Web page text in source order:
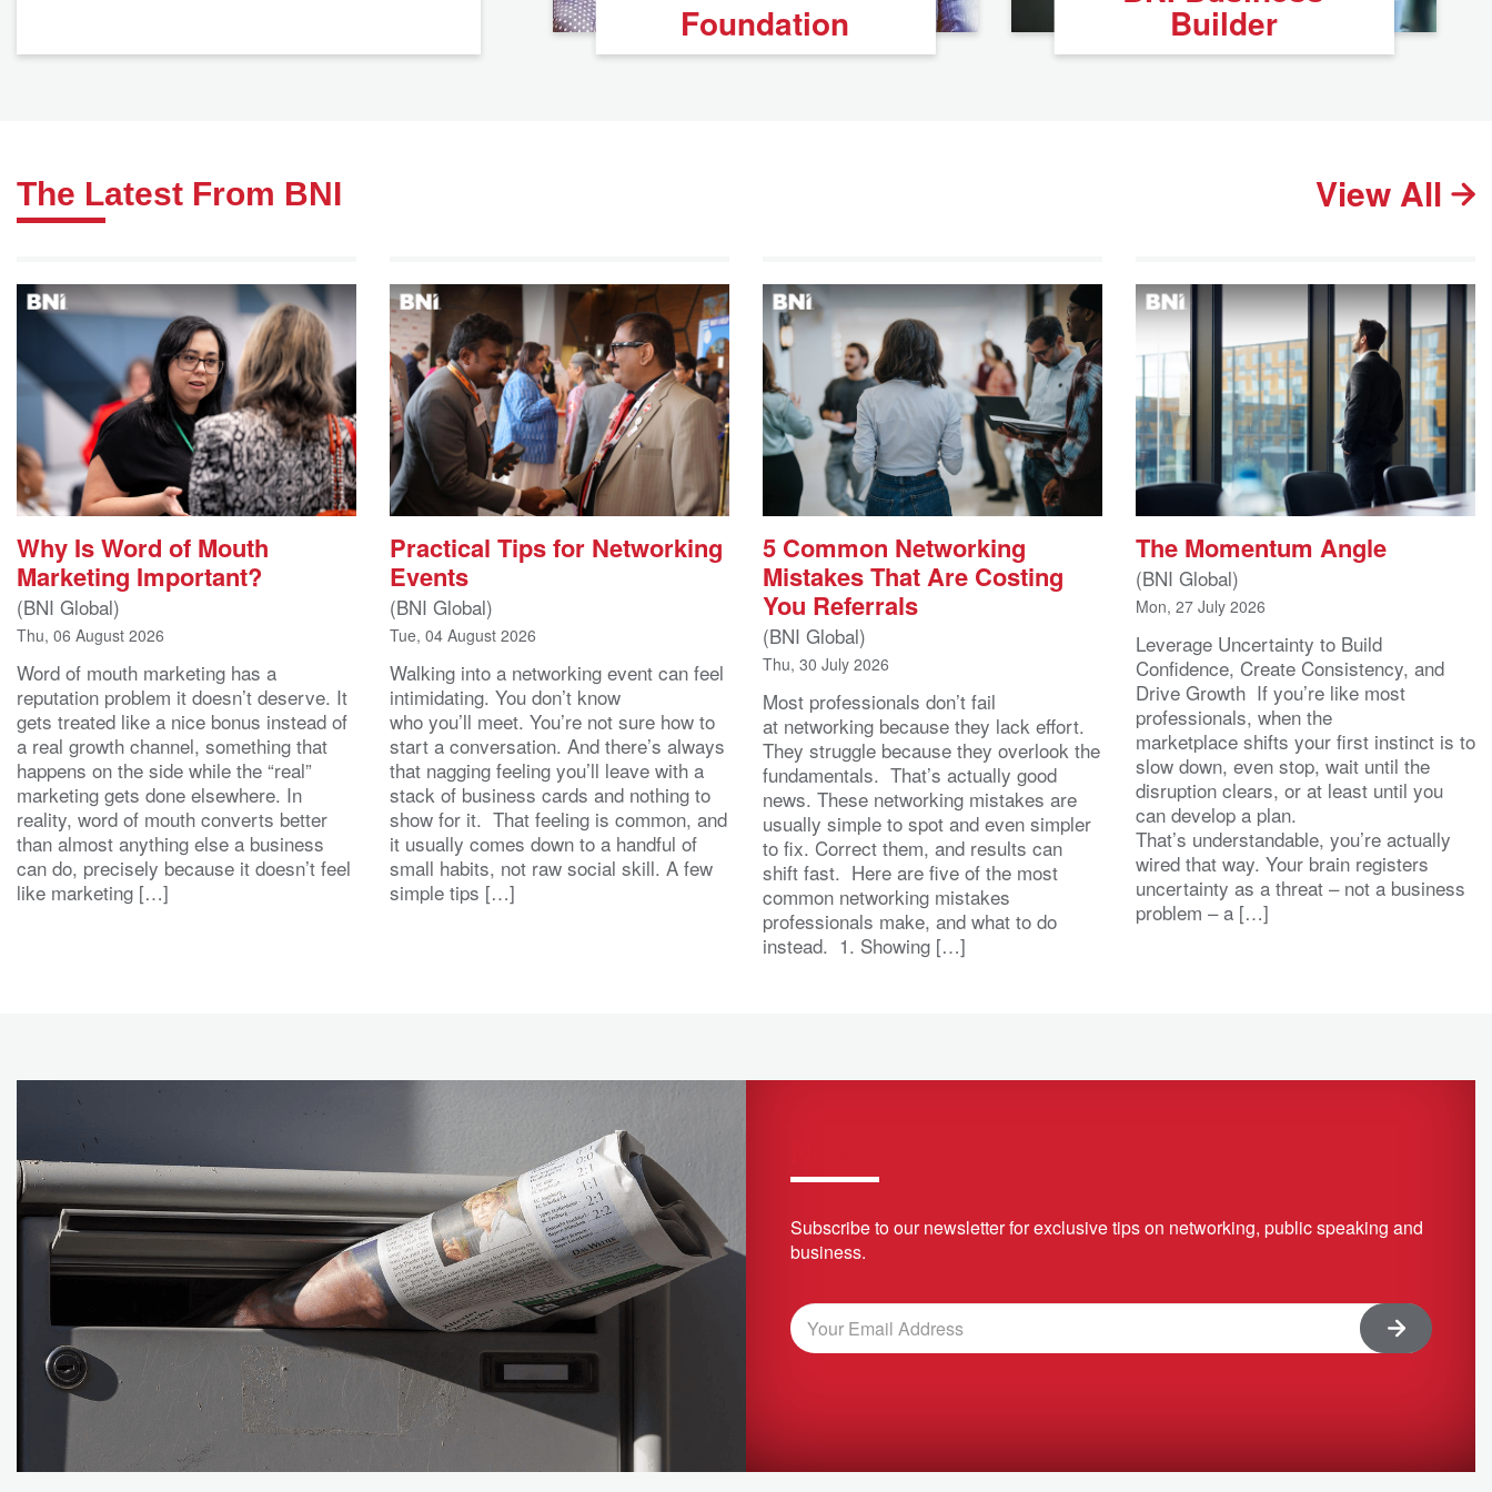
Foundation Builder
The Latest From BNI View All
Why Is Word of Mouth
Marketing Important?
(BNI Global)
Thu, 06 August 2026
Word of mouth marketing has a
reputation problem it doesn’t deserve. It
gets treated like a nice bonus instead of
a real growth channel, something that
happens on the side while the “real”
marketing gets done elsewhere. In
reality, word of mouth converts better
than almost anything else a business
can do, precisely because it doesn’t feel
like marketing […]
Practical Tips for Networking
Events
(BNI Global)
Tue, 04 August 2026
Walking into a networking event can feel
intimidating. You don’t know
who you’ll meet. You’re not sure how to
start a conversation. And there’s always
that nagging feeling you’ll leave with a
stack of business cards and nothing to
show for it. That feeling is common, and
it usually comes down to a handful of
small habits, not raw social skill. A few
simple tips […]
5 Common Networking
Mistakes That Are Costing
You Referrals
(BNI Global)
Thu, 30 July 2026
Most professionals don’t fail
at networking because they lack effort.
They struggle because they overlook the
fundamentals. That’s actually good
news. These networking mistakes are
usually simple to spot and even simpler
to fix. Correct them, and results can
shift fast. Here are five of the most
common networking mistakes
professionals make, and what to do
instead. 1. Showing […]
The Momentum Angle
(BNI Global)
Mon, 27 July 2026
Leverage Uncertainty to Build
Confidence, Create Consistency, and
Drive Growth If you’re like most
professionals, when the
marketplace shifts your first instinct is to
slow down, even stop, wait until the
disruption clears, or at least until you
can develop a plan.
That’s understandable, you’re actually
wired that way. Your brain registers
uncertainty as a threat – not a business
problem – a […]
Subscribe to our newsletter for exclusive tips on networking, public speaking and
business.